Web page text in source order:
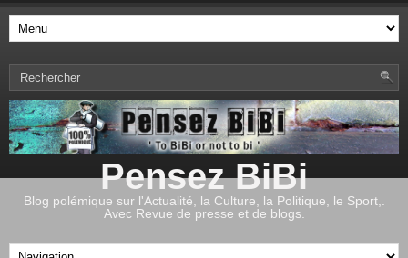
Pensez BiBi
Blog polémique sur l'Actualité, la Culture, la Politique, le Sport,.
Avec Revue de presse et de blogs.